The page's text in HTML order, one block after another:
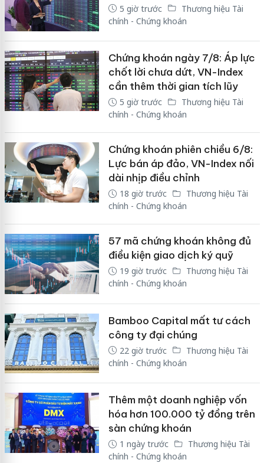
5 giờ trước
Thương hiệu Tài
chính - Chứng khoán
Chứng khoán ngày 7/8: Áp lực
chốt lời chưa dứt, VN-Index
cần thêm thời gian tích lũy
5 giờ trước
Thương hiệu Tài
chính - Chứng khoán
Chứng khoán phiên chiều 6/8:
Lực bán áp đảo, VN-Index nối
dài nhịp điều chỉnh
18 giờ trước
Thương hiệu Tài
chính - Chứng khoán
57 mã chứng khoán không đủ
điều kiện giao dịch ký quỹ
19 giờ trước
Thương hiệu Tài
chính - Chứng khoán
Bamboo Capital mất tư cách
công ty đại chúng
22 giờ trước
Thương hiệu Tài
chính - Chứng khoán
Thêm một doanh nghiệp vốn
hóa hơn 100.000 tỷ đồng trên
sàn chứng khoán
1 ngày trước
Thương hiệu Tài
chính - Chứng khoán